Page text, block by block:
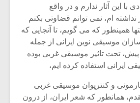
با این آثار ندارم و در واقع
ام، نمی توانم قضاوتی بکنم
همینطور که می گویم، تا آنجایی که
موسیقی نوین ایرانی از جمله
تحت تاثیر موسیقی غربی بوده
ایرانی استفاده کرده ایم،
و کنترپوان موسیقی غربی
همانطور که شعر ایران،‌ از درون